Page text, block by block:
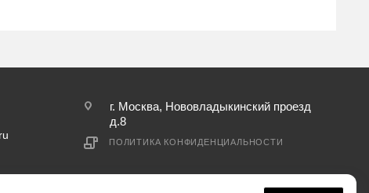
г. Москва, Нововладыкинский проезд
д.8
ПОЛИТИКА КОНФИДЕНЦИАЛЬНОСТИ